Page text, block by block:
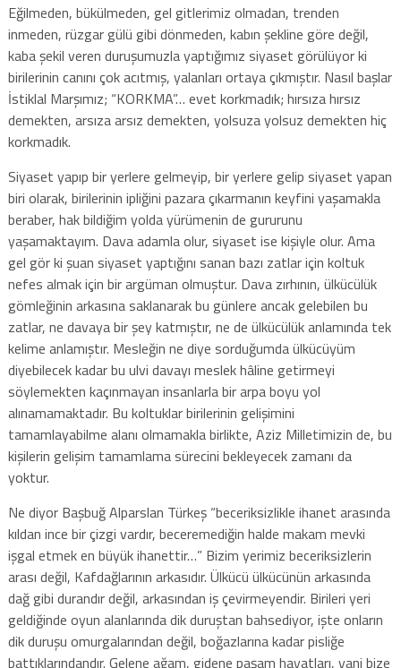
Eğilmeden, bükülmeden, gel gitlerimiz olmadan, trenden
inmeden, rüzgar gülü gibi dönmeden, kabın şekline göre değil,
kaba şekil veren duruşumuzla yaptığımız siyaset görülüyor ki
birilerinin canını çok acıtmış, yalanları ortaya çıkmıştır. Nasıl başlar
İstiklal Marşımız; “KORKMA”… evet korkmadık; hırsıza hırsız
demekten, arsıza arsız demekten, yolsuza yolsuz demekten hiç
korkmadık.
Siyaset yapıp bir yerlere gelmeyip, bir yerlere gelip siyaset yapan
biri olarak, birilerinin ipliğini pazara çıkarmanın keyfini yaşamakla
beraber, hak bildiğim yolda yürümenin de gururunu
yaşamaktayım. Dava adamla olur, siyaset ise kişiyle olur. Ama
gel gör ki şuan siyaset yaptığını sanan bazı zatlar için koltuk
nefes almak için bir argüman olmuştur. Dava zırhının, ülkücülük
gömleğinin arkasına saklanarak bu günlere ancak gelebilen bu
zatlar, ne davaya bir şey katmıştır, ne de ülkücülük anlamında tek
kelime anlamıştır. Mesleğin ne diye sorduğumda ülkücüyüm
diyebilecek kadar bu ulvi davayı meslek hâline getirmeyi
söylemekten kaçınmayan insanlarla bir arpa boyu yol
alınamamaktadır. Bu koltuklar birilerinin gelişimini
tamamlayabilme alanı olmamakla birlikte, Aziz Milletimizin de, bu
kişilerin gelişim tamamlama sürecini bekleyecek zamanı da
yoktur.
Ne diyor Başbuğ Alparslan Türkeş “beceriksizlikle ihanet arasında
kıldan ince bir çizgi vardır, beceremediğin halde makam mevki
işgal etmek en büyük ihanettir…” Bizim yerimiz beceriksizlerin
arası değil, Kafdağlarının arkasıdır. Ülkücü ülkücünün arkasında
dağ gibi durandır değil, arkasından iş çevirmeyendir. Birileri yeri
geldiğinde oyun alanlarında dik duruştan bahsediyor, işte onların
dik duruşu omurgalarından değil, boğazlarına kadar pisliğe
battıklarındandır. Gelene ağam, gidene paşam hayatları, yani bize